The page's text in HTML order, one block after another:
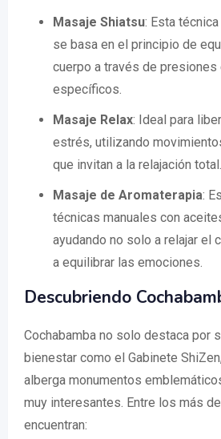
Masaje Shiatsu: Esta
se basa en el principio de
cuerpo a través de presiones
específicos.
Masaje Relax: Ideal para
estrés, utilizando
que invitan a la relajación total.
Masaje de Aromaterapia:
técnicas manuales con
ayudando no solo a relajar el
a equilibrar las emociones.
Descubriendo
Cochabamba no solo destaca por
bienestar como el Gabinete
alberga monumentos
muy interesantes. Entre los más
encuentran: